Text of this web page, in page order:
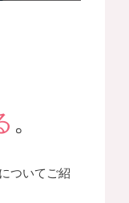
。
ついてご紹